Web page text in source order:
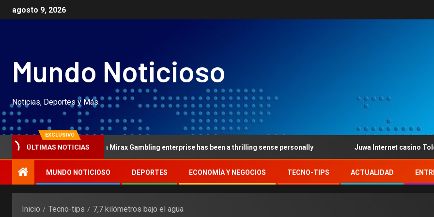
agosto 9, 2026
Mundo Noticioso
Noticias, Deportes y Más.
EXCLUSIVO
ÚLTIMAS NOTICIAS
within Mirax Gambling enterprise has been a thrilling sense personally Juwa Internet casino Told me: Online
MUNDO NOTICIOSO DEPORTES ECONOMÍA Y NEGOCIOS TECNO-TIPS ACTUALIDAD
Inicio Tecno-tips 7,7 kilómetros bajo el agua